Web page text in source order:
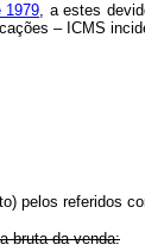
1979, a estes
– ICMS
pelos referidos
bruta da venda: